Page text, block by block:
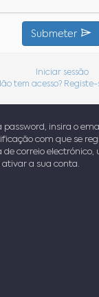
Submeter
Iniciar sessão
tem acesso?
password, insira o
com que se
de correio
ativar a sua conta.